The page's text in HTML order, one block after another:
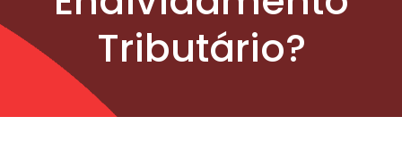
Seja nosso sócio tributário
Conteúdos
Tributário?